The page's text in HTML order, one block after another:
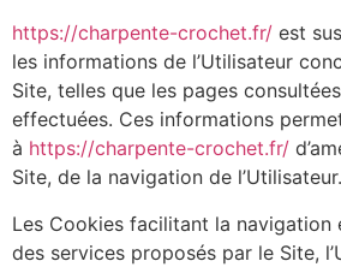
https://charpente-crochet.fr/ est
les informations de l’Utilisateur
Site, telles que les pages
effectuées. Ces informations
à https://charpente-crochet.fr/
Site, de la navigation de l’Utilisateur.
Les Cookies facilitant la
des services proposés par le Site,